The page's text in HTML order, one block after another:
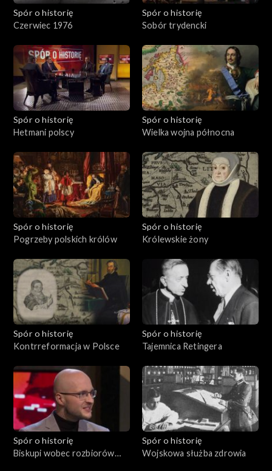
Spór o historię
Czerwiec 1976
Spór o historię
Sobór trydencki
Spór o historię
Hetmani polscy
Spór o historię
Wielka wojna północna
Spór o historię
Pogrzeby polskich królów
Spór o historię
Królewskie żony
Spór o historię
Kontrreformacja w Polsce
Spór o historię
Tajemnica Retingera
Spór o historię
Biskupi wobec rozbiorów
Spór o historię
Wojskowa służba zdrowia